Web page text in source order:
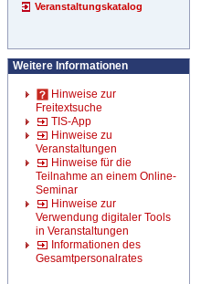
Veranstaltungskatalog
Weitere Informationen
Hinweise zur
Freitextsuche
TIS-App
Hinweise zu
Veranstaltungen
Hinweise für die
Teilnahme an einem Online-
Seminar
Hinweise zur
Verwendung digitaler Tools
in Veranstaltungen
Informationen des
Gesamtpersonalrates